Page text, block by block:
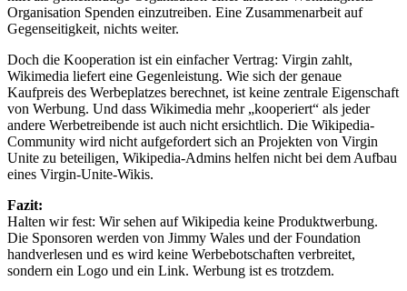
Organisation Spenden einzutreiben. Eine Zusammenarbeit auf
Gegenseitigkeit, nichts weiter.
Doch die Kooperation ist ein einfacher Vertrag: Virgin zahlt,
Wikimedia liefert eine Gegenleistung. Wie sich der genaue
Kaufpreis des Werbeplatzes berechnet, ist keine zentrale Eigenschaft
von Werbung. Und dass Wikimedia mehr „kooperiert“ als jeder
andere Werbetreibende ist auch nicht ersichtlich. Die Wikipedia-
Community wird nicht aufgefordert sich an Projekten von Virgin
Unite zu beteiligen, Wikipedia-Admins helfen nicht bei dem Aufbau
eines Virgin-Unite-Wikis.
Fazit:
Halten wir fest: Wir sehen auf Wikipedia keine Produktwerbung.
Die Sponsoren werden von Jimmy Wales und der Foundation
handverlesen und es wird keine Werbebotschaften verbreitet,
sondern ein Logo und ein Link. Werbung ist es trotzdem.